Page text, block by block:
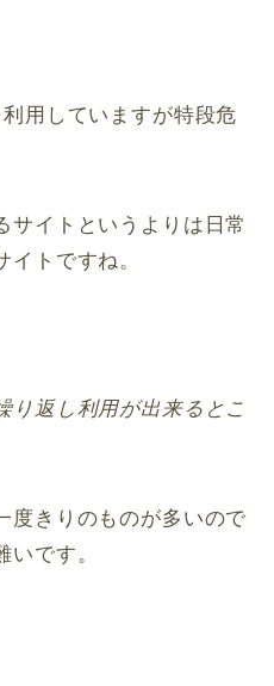
用していますが特段危
サイトというよりは日常
トですね。
り返し利用が出来るとこ
度きりのものが多いので
です。